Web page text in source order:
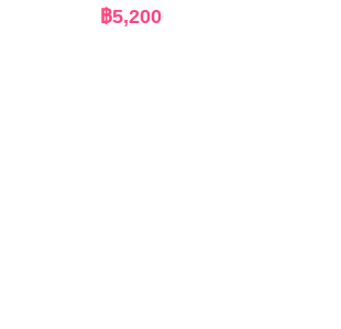
฿5,200